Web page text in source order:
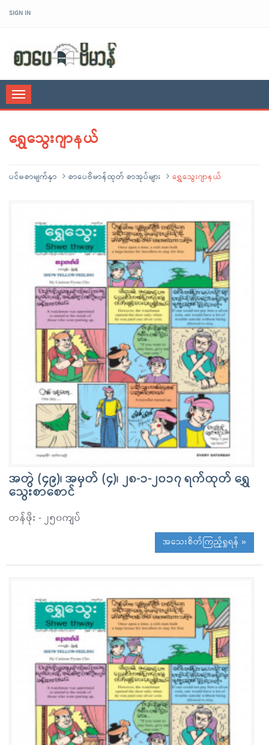
SIGN IN
Toggle
navigation
ရွှေသွေးဂျာနယ်
ပင်မစာမျက်နှာ စာပေဗိမာန်ထုတ် စာအုပ်များ ရွှေသွေးဂျာနယ်
အတွဲ (၄၉)၊ အမှတ် (၄)၊ ၂၈-၁-၂၀၁၇ ရက်ထုတ် ရွှေ
သွေးစာစောင်
တန်ဖိုး - ၂၅၀ကျပ်
အသေးစိတ်ကြည့်ရှုရန် »